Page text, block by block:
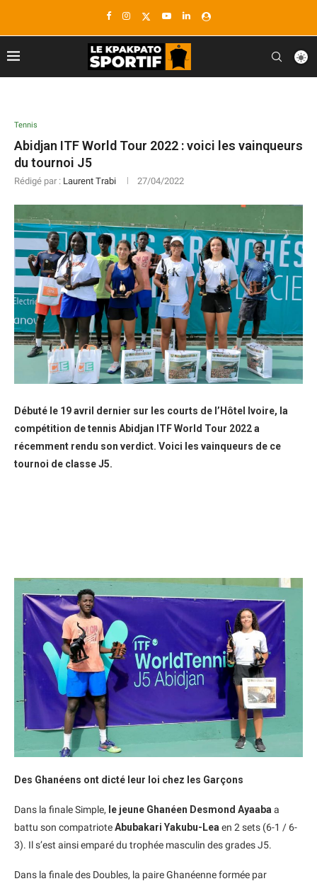
Tennis
Abidjan ITF World Tour 2022 : voici les vainqueurs
du tournoi J5
Rédigé par : Laurent Trabi 27/04/2022
Débuté le 19 avril dernier sur les courts de l’Hôtel Ivoire, la
compétition de tennis Abidjan ITF World Tour 2022 a
récemment rendu son verdict. Voici les vainqueurs de ce
tournoi de classe J5.
Des Ghanéens ont dicté leur loi chez les Garçons
Dans la finale Simple, le jeune Ghanéen Desmond Ayaabaa
battu son compatrioteAbubakari Yakubu-Leaen 2 sets (6-1 / 6-
3). Il s’est ainsi emparé du trophée masculin des grades J5.
Dans la finale des Doubles, la paire Ghanéenne formée par